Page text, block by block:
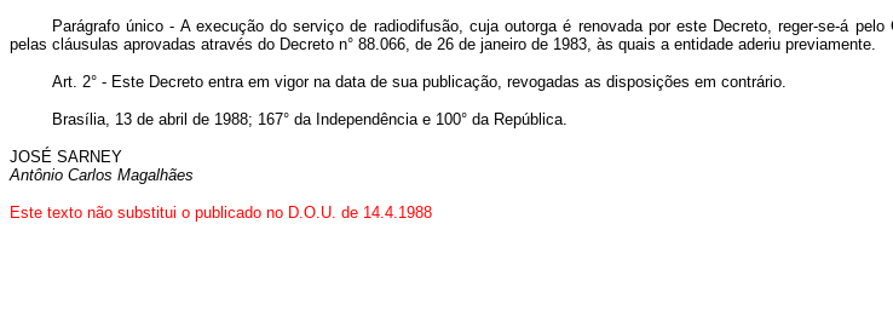
Parágrafo único - A execução do serviço de radiodifusão, cuja outorga é renovada por este Decreto, reger-se-á
pelas cláusulas aprovadas através do Decreto n° 88.066, de 26 de janeiro de 1983, às quais a entidade aderiu previamente.
Art. 2° - Este Decreto entra em vigor na data de sua publicação, revogadas as disposições em contrário.
Brasília, 13 de abril de 1988; 167° da Independência e 100° da República.
JOSÉ SARNEY
Antônio Carlos Magalhães
Este texto não substitui o publicado no D.O.U. de 14.4.1988